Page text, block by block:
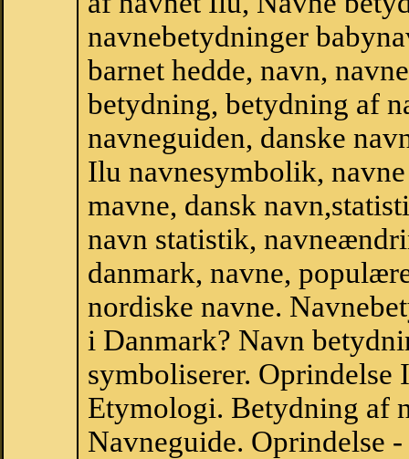
navnebetydninger
barnet hedde, navn,
betydning, betydning af
navneguiden, danske
Ilu navnesymbolik,
mavne, dansk
navn statistik,
danmark, navne,
nordiske navne.
i Danmark? Navn
symboliserer. Oprindelse
Etymologi. Betydning af
Navneguide. Oprindelse